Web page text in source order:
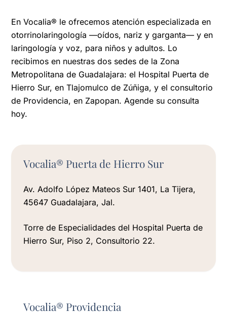
En Vocalia® le ofrecemos atención especializada en
otorrinolaringología —oídos, nariz y garganta— y en
laringología y voz, para niños y adultos. Lo
recibimos en nuestras dos sedes de la Zona
Metropolitana de Guadalajara: el Hospital Puerta de
Hierro Sur, en Tlajomulco de Zúñiga, y el consultorio
de Providencia, en Zapopan. Agende su consulta
hoy.
Vocalia® Puerta de Hierro Sur
Av. Adolfo López Mateos Sur 1401, La Tijera,
45647 Guadalajara, Jal.
Torre de Especialidades del Hospital Puerta de
Hierro Sur, Piso 2, Consultorio 22.
Vocalia® Providencia